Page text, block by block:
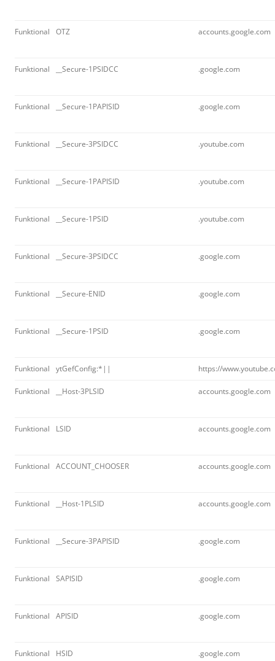
Funktional OTZ accounts.google.com
Funktional __Secure-1PSIDCC .google.com
Funktional __Secure-1PAPISID .google.com
Funktional __Secure-3PSIDCC .youtube.com
Funktional __Secure-1PAPISID .youtube.com
Funktional __Secure-1PSID .youtube.com
Funktional __Secure-3PSIDCC .google.com
Funktional __Secure-ENID .google.com
Funktional __Secure-1PSID .google.com
Funktional ytGefConfig:*|| https://
Funktional __Host-3PLSID accounts.google.com
Funktional LSID accounts.google.com
Funktional ACCOUNT_CHOOSER accounts.google.com
Funktional __Host-1PLSID accounts.google.com
Funktional __Secure-3PAPISID .google.com
Funktional SAPISID .google.com
Funktional APISID .google.com
Funktional HSID .google.com